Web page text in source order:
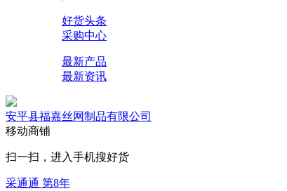
好货头条
采购中心
最新产品
最新资讯
安平县福嘉丝网制品有限公司
移动商铺
扫一扫，进入手机搜好货
采通通 第8年